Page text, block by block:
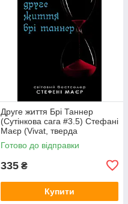
Друге життя Брі Таннер
(Сутінкова сага #3.5) Стефані
Маєр (Vivat, тверда
обкладинка)
Готово до відправки
335 ₴
Купити